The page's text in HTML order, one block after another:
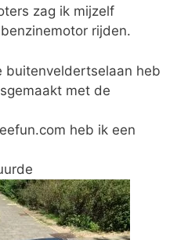
zag ik mijzelf
rijden.
buitenveldertselaan heb
met de
heb ik een